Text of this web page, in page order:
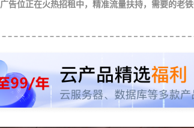
广告位正在火热招租中，精准流量扶持，需要的老